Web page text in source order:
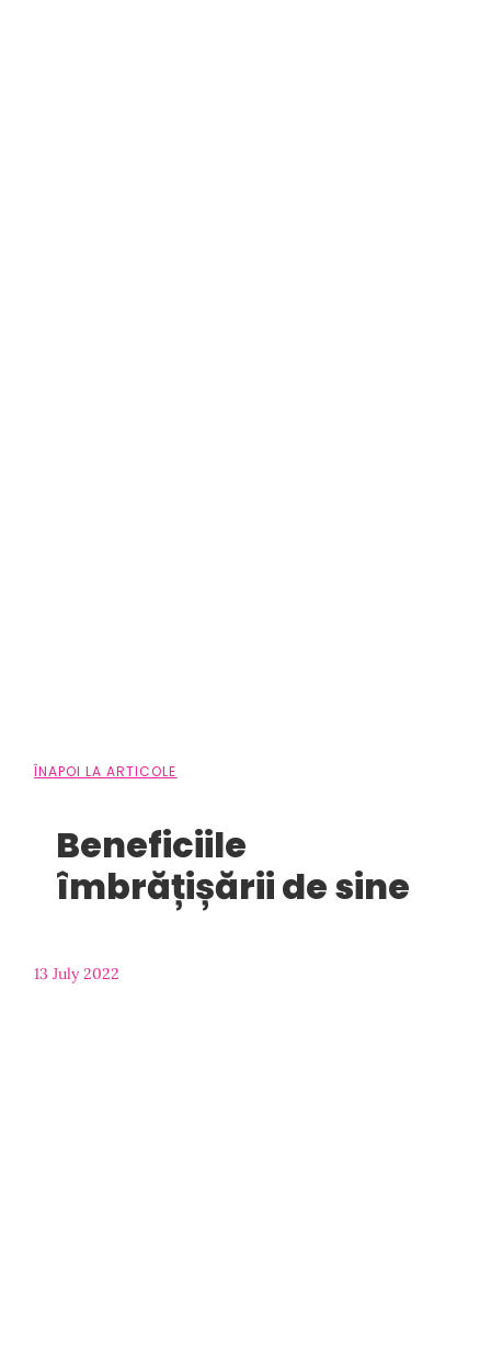
ÎNAPOI LA ARTICOLE
Beneficiile
îmbrățișării de sine
13 July 2022